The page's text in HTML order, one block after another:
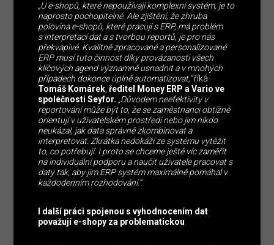
„U e-shopů, které nepoužívají komplexní systém, je to
naprosto pochopitelné. Ale zjištění, že zhruba
polovina e-shopů, které pracují s ERP, má problém
s interpretací dat a s tvorbou reportů, je pro nás
překvapivé. Kvalitně zpracované a personalizované
ERP musí tuto činnost díky provázanosti všech
klíčových agend významně usnadnit a v mnohých
případech dokonce úplně automatizovat,“říká
Tomáš Komárek,ředitel Money ERP a Vario ve
společnosti Seyfor. „Důvodem neefektivity v
reportování může být to, že se zaměstnanci obtížně
orientují v uživatelském prostředí nebo jim nikdo
neukázal, jak data správně zkombinovat a
interpretovat. Zkrátka nedokáží ze systému vytěžit
to, co potřebují. I proto se chceme ještě víc zaměřit
na individuální podporu a naučit uživatele pracovat s
daty tak, aby jim ERP systém maximálně pomáhal v
každodenním rozhodování.“
I další práci spojenou s vyhodnocením dat
považují e-shopy za problematickou